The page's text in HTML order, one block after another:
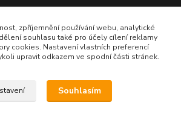
zpříjemnění používání webu, analytické
souhlasu také pro účely cílení reklamy
cookies. Nastavení vlastních preferencí
upravit odkazem ve spodní části stránek.
Souhlasím